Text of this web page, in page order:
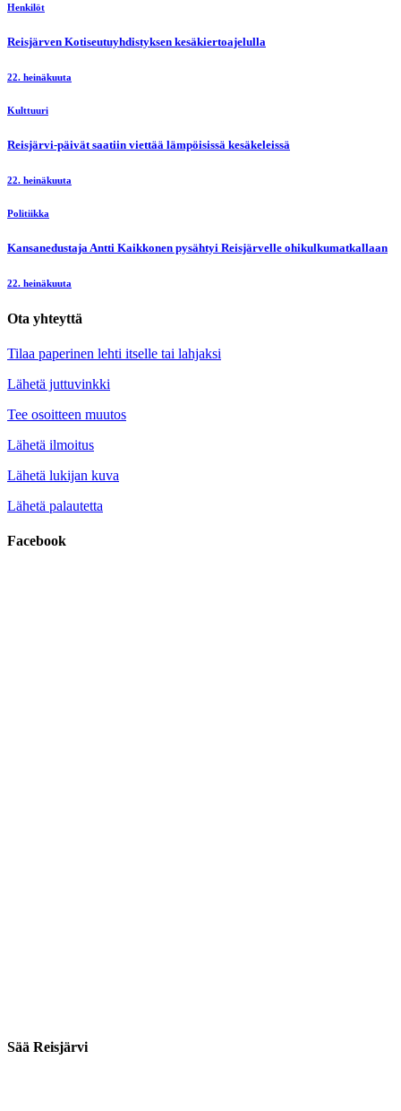
Henkilöt
Reisjärven Kotiseutuyhdistyksen kesäkiertoajelulla
22. heinäkuuta
Kulttuuri
Reisjärvi-päivät saatiin viettää lämpöisissä kesäkeleissä
22. heinäkuuta
Politiikka
Kansanedustaja Antti Kaikkonen pysähtyi Reisjärvelle ohikulkumatkallaan
22. heinäkuuta
Ota yhteyttä
Tilaa paperinen lehti itselle tai lahjaksi
Lähetä juttuvinkki
Tee osoitteen muutos
Lähetä ilmoitus
Lähetä lukijan kuva
Lähetä palautetta
Facebook
Sää Reisjärvi